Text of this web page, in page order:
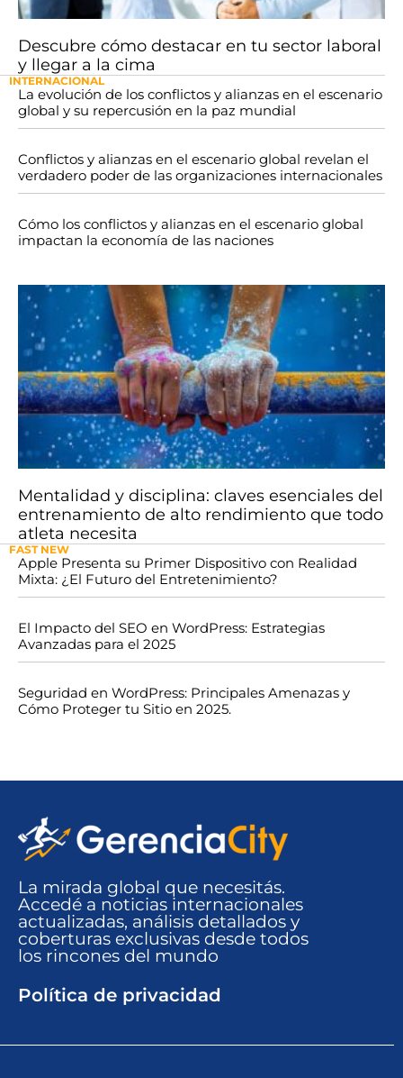
Descubre cómo destacar en tu sector laboral
y llegar a la cima
INTERNACIONAL
La evolución de los conflictos y alianzas en el escenario
global y su repercusión en la paz mundial
Conflictos y alianzas en el escenario global revelan el
verdadero poder de las organizaciones internacionales
Cómo los conflictos y alianzas en el escenario global
impactan la economía de las naciones
Mentalidad y disciplina: claves esenciales del
entrenamiento de alto rendimiento que todo
atleta necesita
FAST NEW
Apple Presenta su Primer Dispositivo con Realidad
Mixta: ¿El Futuro del Entretenimiento?
El Impacto del SEO en WordPress: Estrategias
Avanzadas para el 2025
Seguridad en WordPress: Principales Amenazas y
Cómo Proteger tu Sitio en 2025.
La mirada global que necesitás.
Accedé a noticias internacionales
actualizadas, análisis detallados y
coberturas exclusivas desde todos
los rincones del mundo​
Política de privacidad